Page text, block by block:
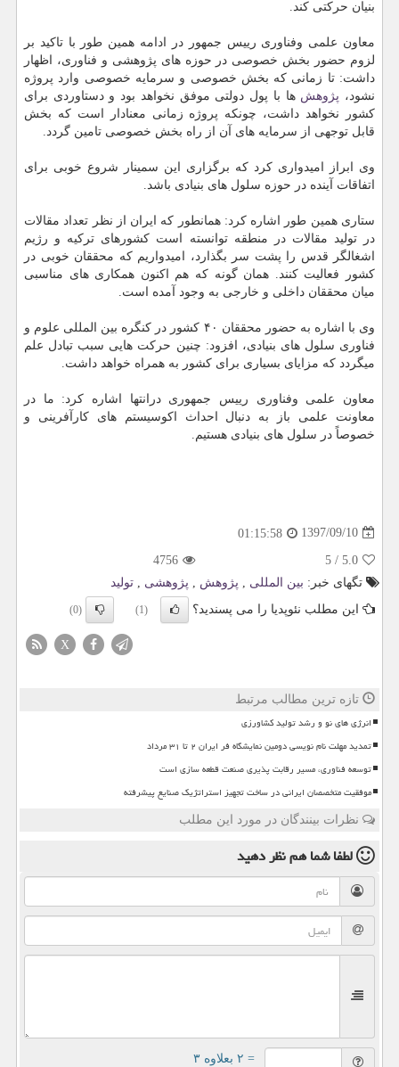
بنیان حركتی كند.
معاون علمی وفناوری رییس جمهور در ادامه همین طور با تاكید بر
لزوم حضور بخش خصوصی در حوزه های پژوهشی و فناوری، اظهار
داشت: تا زمانی كه بخش خصوصی و سرمایه خصوصی وارد پروژه
نشود، پژوهش ها با پول دولتی موفق نخواهد بود و دستاوردی برای
كشور نخواهد داشت، چونكه پروژه زمانی معنادار است كه بخش
قابل توجهی از سرمایه های آن از راه بخش خصوصی تامین گردد.
وی ابراز امیدواری كرد كه برگزاری این سمینار شروع خوبی برای
اتفاقات آینده در حوزه سلول های بنیادی باشد.
ستاری همین طور اشاره كرد: همانطور كه ایران از نظر تعداد مقالات
در تولید مقالات در منطقه توانسته است كشورهای تركیه و رژیم
اشغالگر قدس را پشت سر بگذارد، امیدواریم كه محققان خوبی در
كشور فعالیت كنند. همان گونه كه هم اكنون همكاری های مناسبی
میان محققان داخلی و خارجی به وجود آمده است.
وی با اشاره به حضور محققان ۴۰ كشور در كنگره بین المللی علوم و
فناوری سلول های بنیادی، افزود: چنین حركت هایی سبب تبادل علم
میگردد كه مزایای بسیاری برای كشور به همراه خواهد داشت.
معاون علمی وفناوری رییس جمهوری درانتها اشاره كرد: ما در
معاونت علمی باز به دنبال احداث اكوسیستم های كارآفرینی و
خصوصاً در سلول های بنیادی هستیم.
1397/09/10
01:15:58
5.0
/
5
4756
تگهای خبر: بین المللی , پژوهش , پژوهشی , تولید
این مطلب نئوپدیا را می پسندید؟
(1)
(0)
X
تازه ترین مطالب مرتبط
انرژی های نو و رشد تولید کشاورزی
تمدید مهلت نام نویسی دومین نمایشگاه فر ایران ۲ تا ۳۱ مرداد
توسعه فناوری، مسیر رقابت پذیری صنعت قطعه سازی است
موفقیت متخصصان ایرانی در ساخت تجهیز استراتژیک صنایع پیشرفته
نظرات بینندگان در مورد این مطلب
لطفا شما همنظر دهید
= ۲ بعلاوه ۳